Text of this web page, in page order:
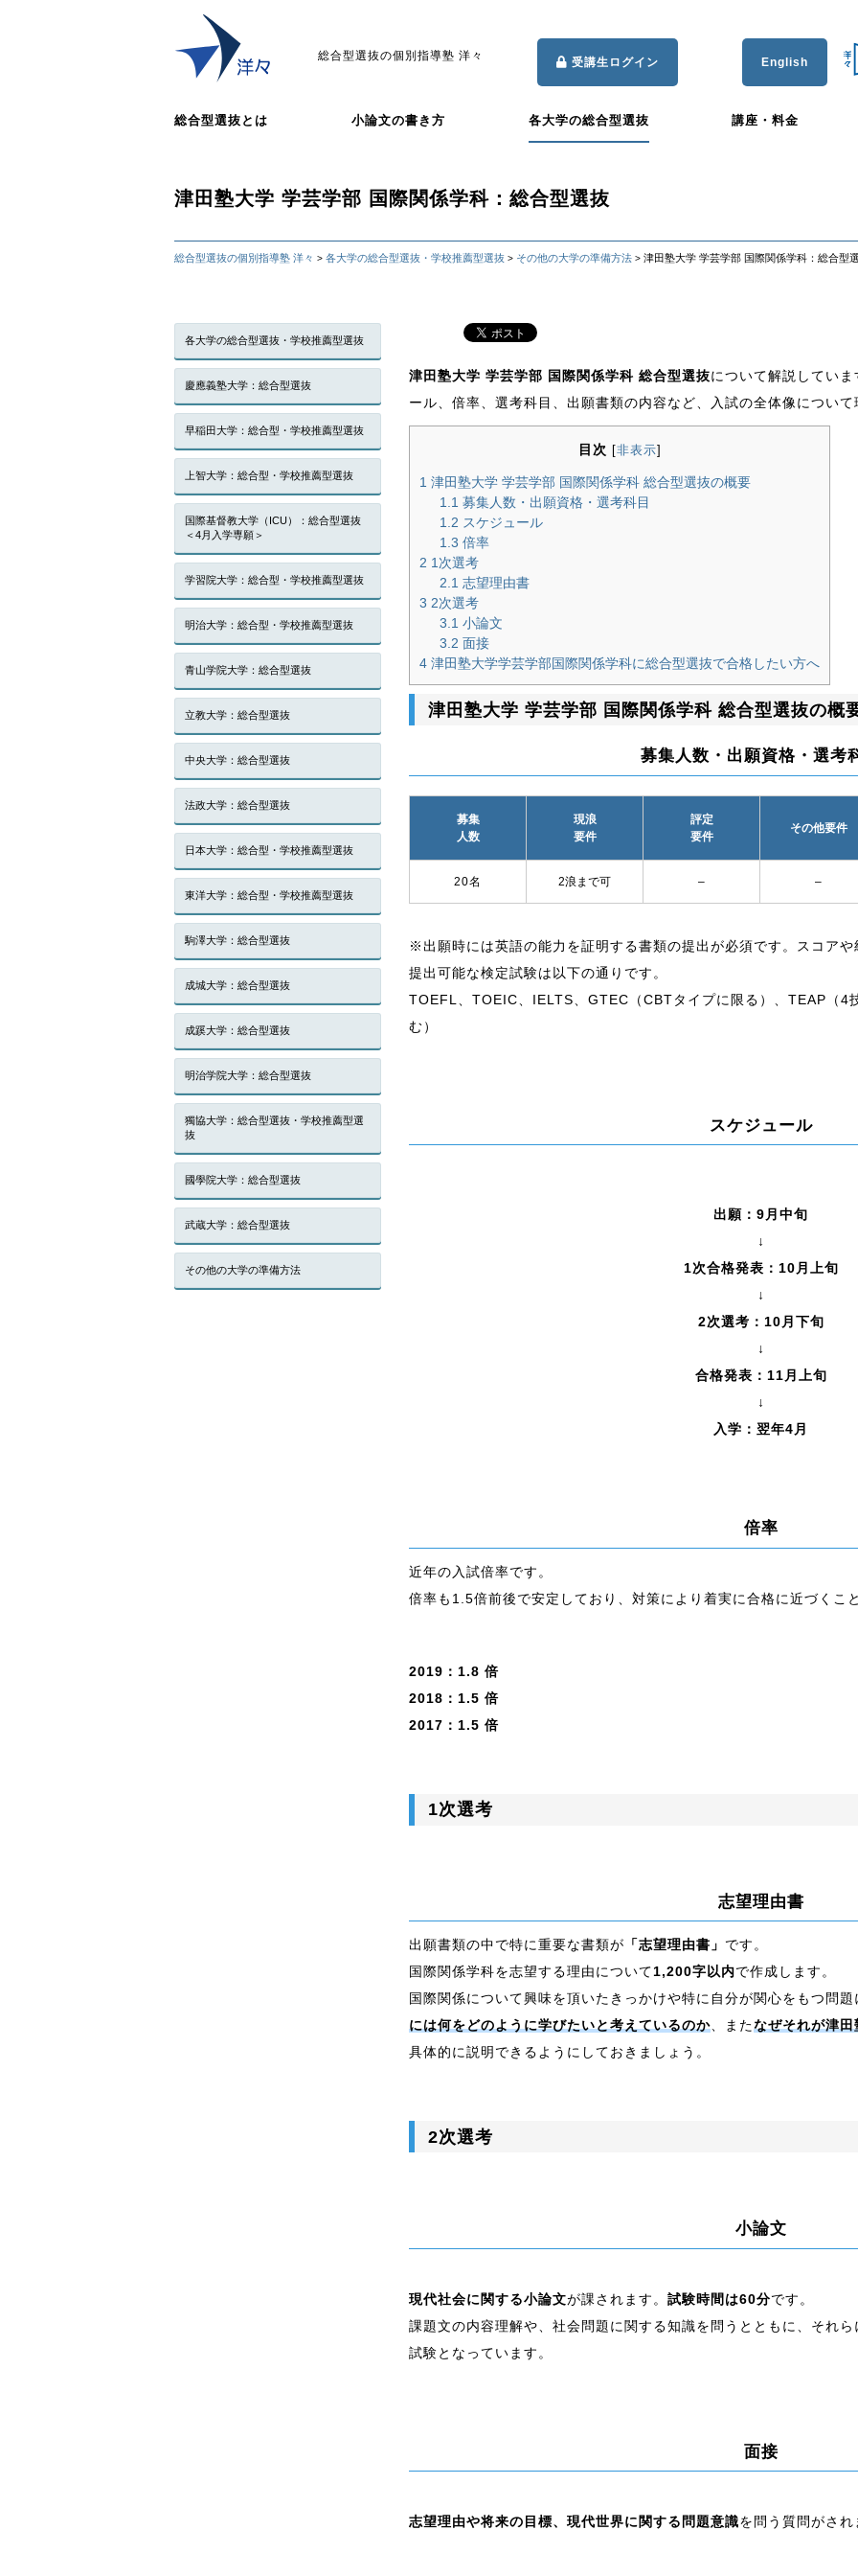
総合型選抜の個別指導塾 洋々 受講生ログイン English
総合型選抜とは 小論文の書き方 各大学の総合型選抜 講座・料金
津田塾大学 学芸学部 国際関係学科：総合型選抜
総合型選抜の個別指導塾 洋々 > 各大学の総合型選抜・学校推薦型選抜 > その他の大学の準備方法 > 津田塾大学 学芸学部 国際関係学科：総合型
津田塾大学 学芸学部 国際関係学科 総合型選抜について解説してい
ール、倍率、選考科目、出願書類の内容など、入試の全体像について
目次 [非表示]
1 津田塾大学 学芸学部 国際関係学科 総合型選抜の概要
1.1 募集人数・出願資格・選考科目
1.2 スケジュール
1.3 倍率
2 1次選考
2.1 志望理由書
3 2次選考
3.1 小論文
3.2 面接
4 津田塾大学学芸学部国際関係学科に総合型選抜で合格したい方へ
津田塾大学 学芸学部 国際関係学科 総合型選抜の概
募集人数・出願資格・選考
募集
人数
現浪
要件
評定
要件
その他要件
20名 2浪まで可 – –
※出願時には英語の能力を証明する書類の提出が必須です。スコアや
提出可能な検定試験は以下の通りです。
TOEFL、TOEIC、IELTS、GTEC（CBTタイプに限る）、TEAP（4
む）
スケジュール
出願：9月中旬
↓
1次合格発表：10月上旬
↓
2次選考：10月下旬
↓
合格発表：11月上旬
↓
入学：翌年4月
倍率
近年の入試倍率です。
倍率も1.5倍前後で安定しており、対策により着実に合格に近づくこ
2019：1.8 倍
2018：1.5 倍
2017：1.5 倍
1次選考
志望理由書
出願書類の中で特に重要な書類が 「志望理由書」 です。
国際関係学科を志望する理由について1,200字以内で作成します。
国際関係について興味を頂いたきっかけや特に自分が関心をもつ問題
には何をどのように学びたいと考えているのか 、またなぜそれが津
具体的に説明できるようにしておきましょう。
2次選考
小論文
現代社会に関する小論文が課されます。 試験時間は60分です。
課題文の内容理解や、社会問題に関する知識を問うとともに、それ
試験となっています。
面接
志望理由や将来の目標、現代世界に関する問題意識を問う質問がされ
各大学の総合型選抜・学校推薦型選抜
慶應義塾大学：総合型選抜
早稲田大学：総合型・学校推薦型選抜
上智大学：総合型・学校推薦型選抜
国際基督教大学（ICU）：総合型選抜
＜4月入学専願＞
学習院大学：総合型・学校推薦型選抜
明治大学：総合型・学校推薦型選抜
青山学院大学：総合型選抜
立教大学：総合型選抜
中央大学：総合型選抜
法政大学：総合型選抜
日本大学：総合型・学校推薦型選抜
東洋大学：総合型・学校推薦型選抜
駒澤大学：総合型選抜
成城大学：総合型選抜
成蹊大学：総合型選抜
明治学院大学：総合型選抜
獨協大学：総合型選抜・学校推薦型選
抜
國學院大学：総合型選抜
武蔵大学：総合型選抜
その他の大学の準備方法